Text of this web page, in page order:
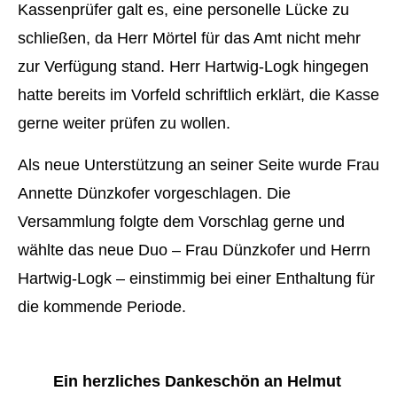
Kassenprüfer galt es, eine personelle Lücke zu
schließen, da Herr Mörtel für das Amt nicht mehr
zur Verfügung stand. Herr Hartwig-Logk hingegen
hatte bereits im Vorfeld schriftlich erklärt, die Kasse
gerne weiter prüfen zu wollen.
Als neue Unterstützung an seiner Seite wurde Frau
Annette Dünzkofer vorgeschlagen. Die
Versammlung folgte dem Vorschlag gerne und
wählte das neue Duo – Frau Dünzkofer und Herrn
Hartwig-Logk – einstimmig bei einer Enthaltung für
die kommende Periode.
Ein herzliches Dankeschön an Helmut